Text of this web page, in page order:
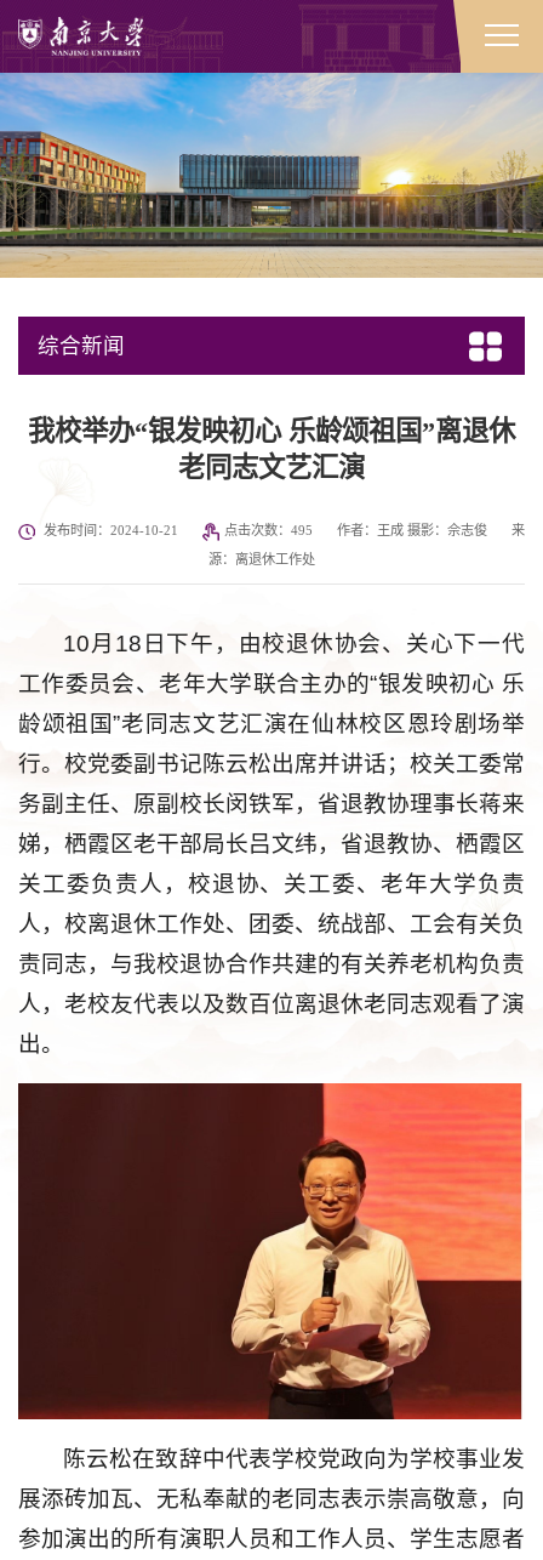
综合新闻
我校举办“银发映初心 乐龄颂祖国”离退休
老同志文艺汇演
发布时间：2024-10-21 点击次数： 495 作者：王成 摄影：佘志俊
来
源：离退休工作处
10月18日下午，由校退休协会、关心下一代
工作委员会、老年大学联合主办的“银发映初心 乐
龄颂祖国”老同志文艺汇演在仙林校区恩玲剧场举
行。校党委副书记陈云松出席并讲话；校关工委常
务副主任、原副校长闵铁军，省退教协理事长蒋来
娣，栖霞区老干部局长吕文纬，省退教协、栖霞区
关工委负责人，校退协、关工委、老年大学负责
人，校离退休工作处、团委、统战部、工会有关负
责同志，与我校退协合作共建的有关养老机构负责
人，老校友代表以及数百位离退休老同志观看了演
出。
陈云松在致辞中代表学校党政向为学校事业发
展添砖加瓦、无私奉献的老同志表示崇高敬意，向
参加演出的所有演职人员和工作人员、学生志愿者